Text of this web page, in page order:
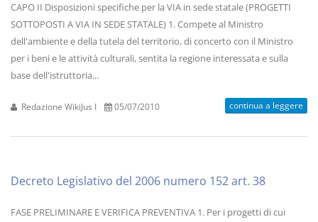
CAPO II Disposizioni specifiche per la VIA in sede statale (PROGETTI
SOTTOPOSTI A VIA IN SEDE STATALE) 1. Compete al Ministro
dell'ambiente e della tutela del territorio, di concerto con il Ministro
per i beni e le attività culturali, sentita la regione interessata e sulla
base dell'istruttoria...
Redazione WikiJus I 05/07/2010 continua a leggere
Decreto Legislativo del 2006 numero 152 art. 38
FASE PRELIMINARE E VERIFICA PREVENTIVA 1. Per i progetti di cui